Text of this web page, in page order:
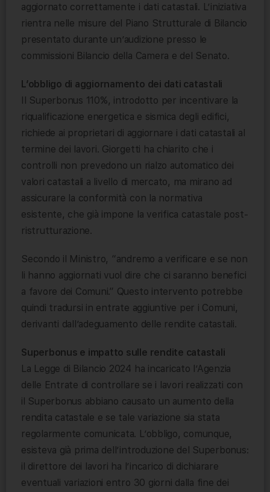
aggiornato correttamente i dati catastali. L’iniziativa
rientra nelle misure del Piano Strutturale di Bilancio
presentato durante un’audizione presso le
commissioni Bilancio della Camera e del Senato.
L’obbligo di aggiornamento dei dati catastali
Il Superbonus 110%, introdotto per incentivare la
riqualificazione energetica e sismica degli edifici,
richiede ai proprietari di aggiornare i dati catastali al
termine dei lavori. Giorgetti ha chiarito che i
controlli non prevedono un rialzo automatico dei
valori catastali a livello di mercato, ma mirano ad
assicurare la conformità con la normativa
esistente, che già impone la verifica catastale post-
ristrutturazione.
Secondo il Ministro, “andremo a verificare e se non
li hanno aggiornati vuol dire che ci saranno benefici
a favore dei Comuni.” Questo intervento potrebbe
quindi tradursi in entrate aggiuntive per i Comuni,
derivanti dall’adeguamento delle rendite catastali.
Superbonus e impatto sulle rendite catastali
La Legge di Bilancio 2024 ha incaricato l’Agenzia
delle Entrate di controllare se i lavori realizzati con
il Superbonus abbiano causato un aumento della
rendita catastale e se tale variazione sia stata
regolarmente comunicata. L’obbligo, comunque,
esisteva già prima dell’introduzione del Superbonus:
il direttore dei lavori ha l’incarico di dichiarare
eventuali variazioni entro 30 giorni dalla fine dei